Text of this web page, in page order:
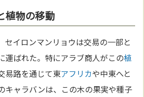
植物の移動
セイロンマンリョウは交易の一部と
運ばれた。特にアラブ商人がこの植
易路を通じて東アフリカや中東へと
キャラバンは、この木の果実や種子